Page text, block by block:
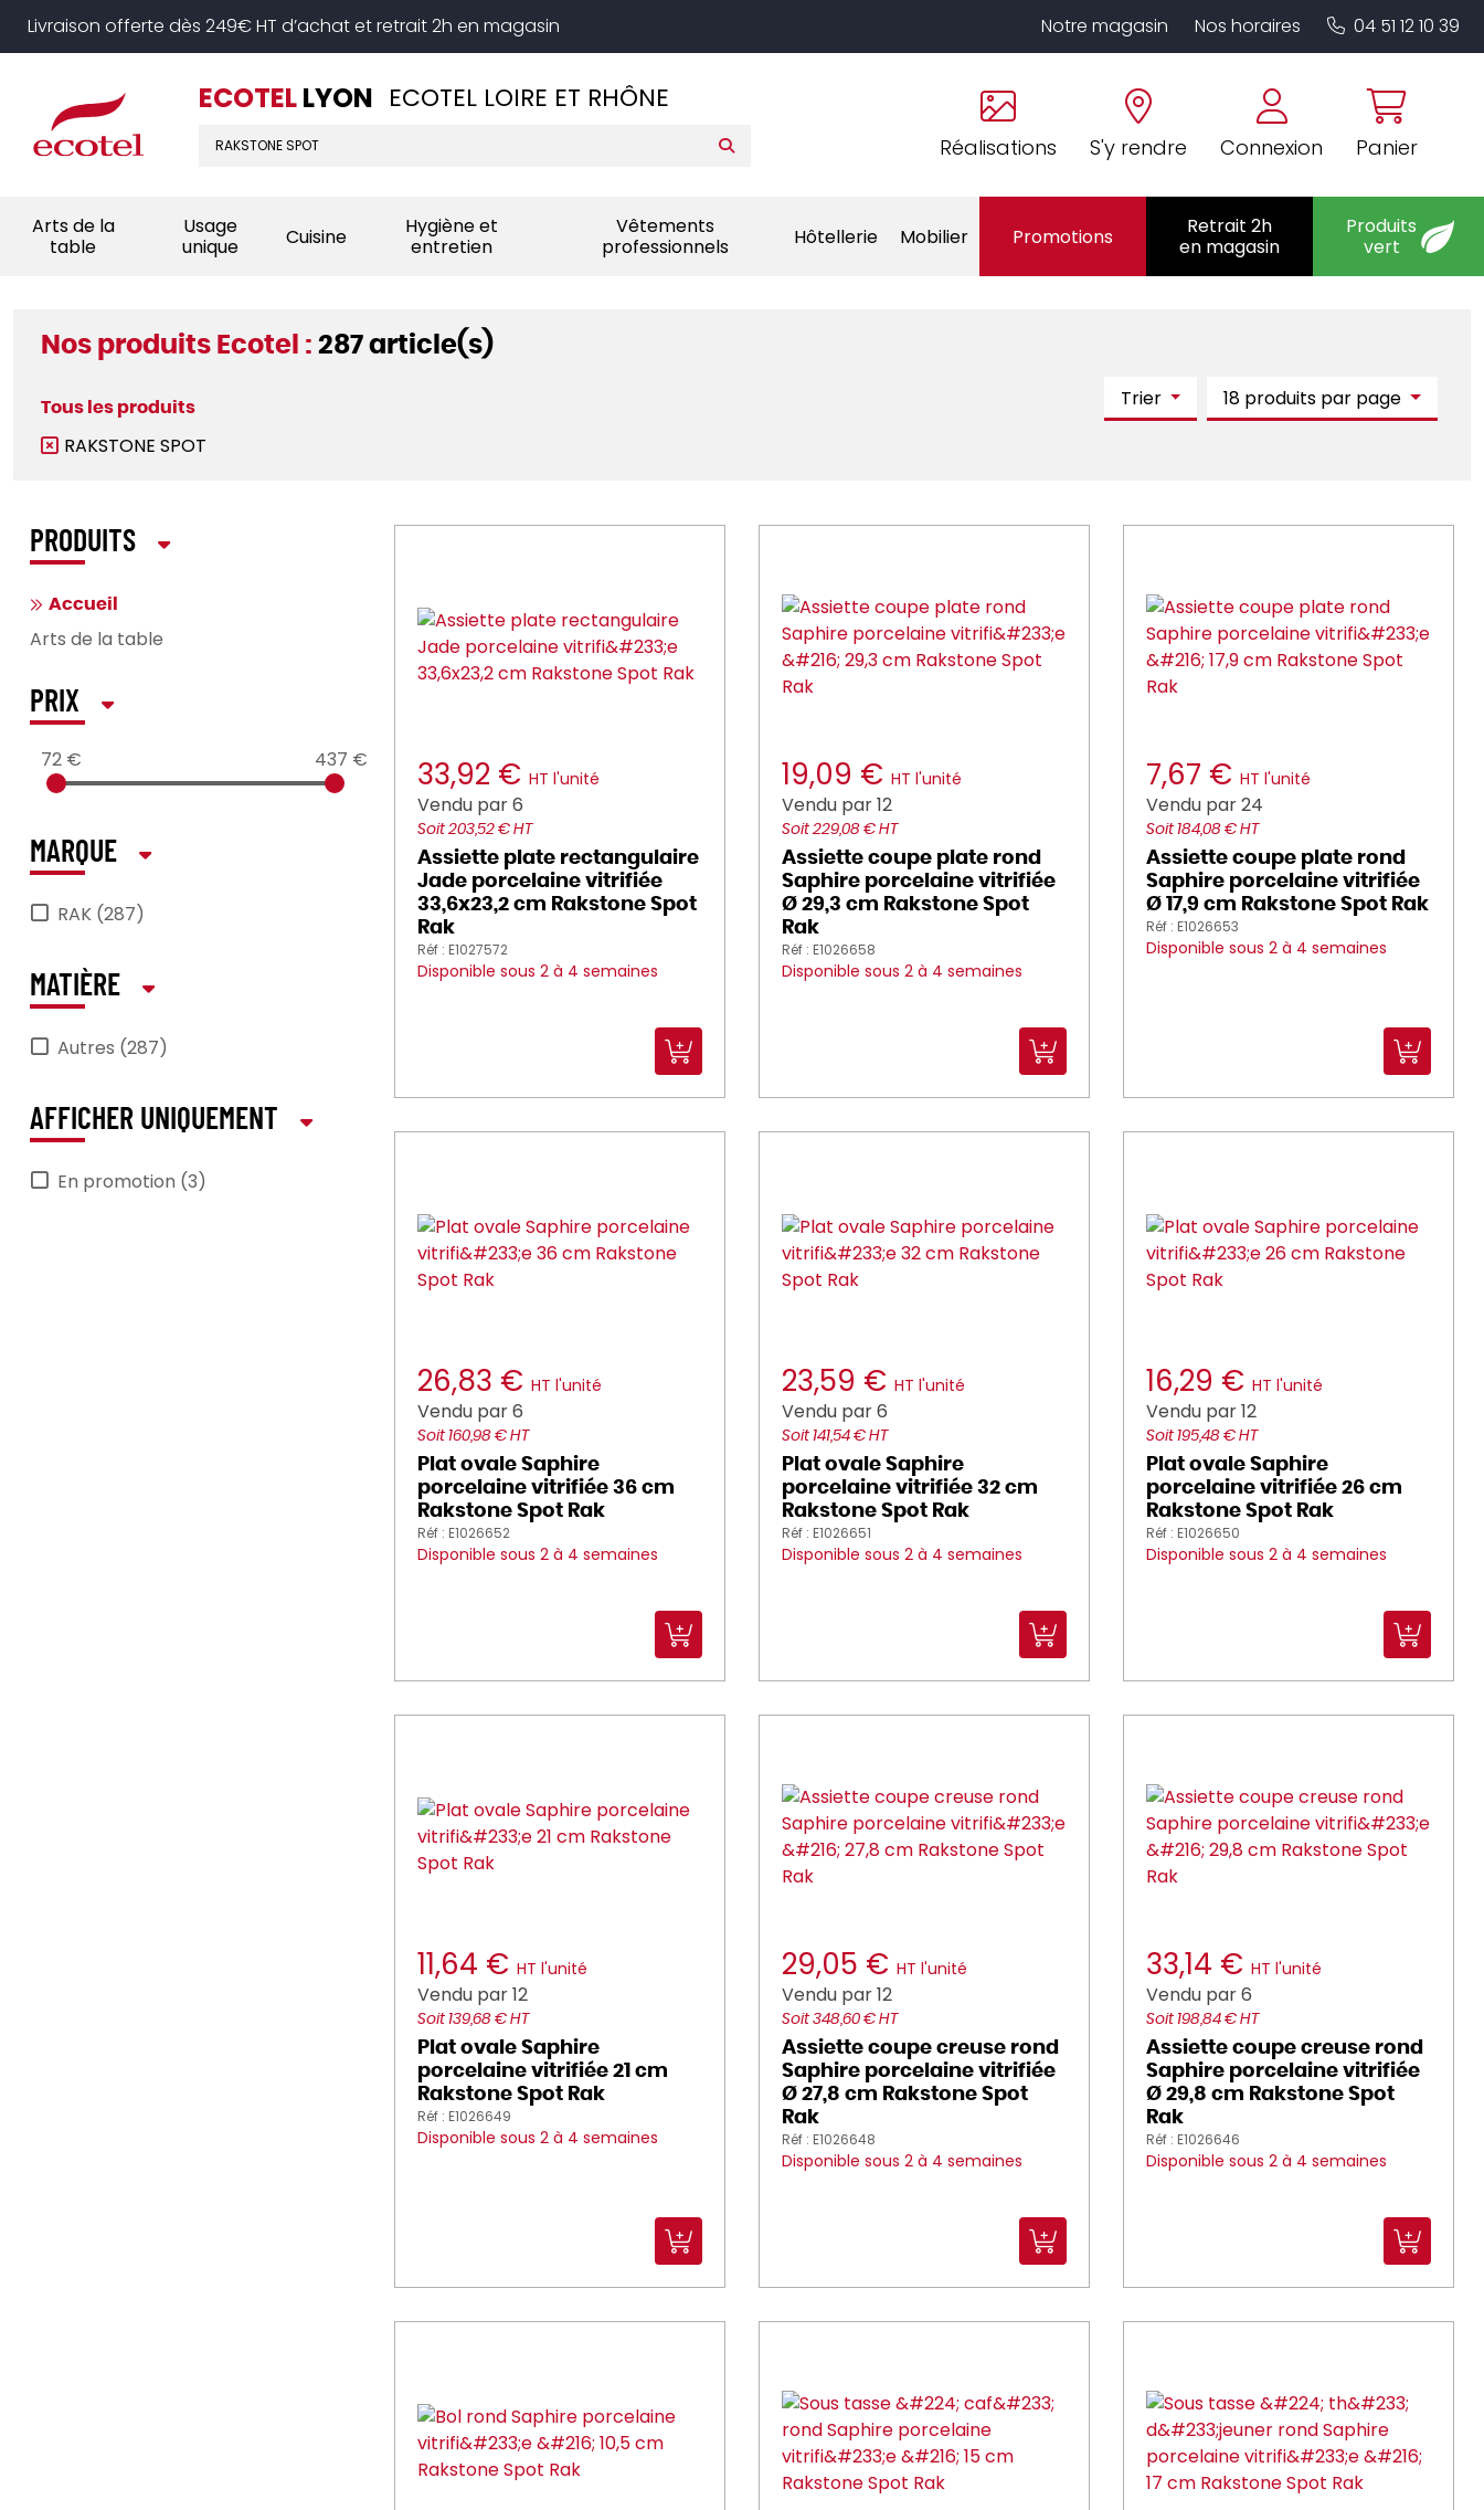
Livraison offerte dès 249€ HT d’achat et retrait 2h en magasin
Réalisations S'y rendre Connexion Panier
ECOTELLYON ECOTEL LOIRE ET RHÔNE
Notre magasin Nos horaires 04 51 12 10 39
Arts de la
table
Usage
unique
Cuisine
Hygiène et
entretien
Vêtements
professionnels
Hôtellerie Mobilier Promotions
Retrait 2h
en magasin
Produits
vert
Nos produits Ecotel : 287 article(s)
Tous les produits Trier
18 produits par page
RAKSTONE SPOT
PRODUITS
Accueil
Arts de la table
PRIX
72 € 437 €
MARQUE
RAK (287)
MATIÈRE
Autres (287)
AFFICHER UNIQUEMENT
En promotion (3)
33,92 € HT l'unité
Vendu par 6
Soit 203,52 € HT
Assiette plate rectangulaire
Jade porcelaine vitrifiée
33,6x23,2 cm Rakstone Spot
Rak
Réf : E1027572
Disponible sous 2 à 4 semaines
19,09 € HT l'unité
Vendu par 12
Soit 229,08 € HT
Assiette coupe plate rond
Saphire porcelaine vitrifiée
Ø 29,3 cm Rakstone Spot
Rak
Réf : E1026658
Disponible sous 2 à 4 semaines
7,67 € HT l'unité
Vendu par 24
Soit 184,08 € HT
Assiette coupe plate rond
Saphire porcelaine vitrifiée
Ø 17,9 cm Rakstone Spot Rak
Réf : E1026653
Disponible sous 2 à 4 semaines
26,83 € HT l'unité
Vendu par 6
Soit 160,98 € HT
Plat ovale Saphire
porcelaine vitrifiée 36 cm
Rakstone Spot Rak
Réf : E1026652
Disponible sous 2 à 4 semaines
23,59 € HT l'unité
Vendu par 6
Soit 141,54 € HT
Plat ovale Saphire
porcelaine vitrifiée 32 cm
Rakstone Spot Rak
Réf : E1026651
Disponible sous 2 à 4 semaines
16,29 € HT l'unité
Vendu par 12
Soit 195,48 € HT
Plat ovale Saphire
porcelaine vitrifiée 26 cm
Rakstone Spot Rak
Réf : E1026650
Disponible sous 2 à 4 semaines
11,64 € HT l'unité
Vendu par 12
Soit 139,68 € HT
Plat ovale Saphire
porcelaine vitrifiée 21 cm
Rakstone Spot Rak
Réf : E1026649
Disponible sous 2 à 4 semaines
29,05 € HT l'unité
Vendu par 12
Soit 348,60 € HT
Assiette coupe creuse rond
Saphire porcelaine vitrifiée
Ø 27,8 cm Rakstone Spot
Rak
Réf : E1026648
Disponible sous 2 à 4 semaines
33,14 € HT l'unité
Vendu par 6
Soit 198,84 € HT
Assiette coupe creuse rond
Saphire porcelaine vitrifiée
Ø 29,8 cm Rakstone Spot
Rak
Réf : E1026646
Disponible sous 2 à 4 semaines
Panneau de gestion des cookies